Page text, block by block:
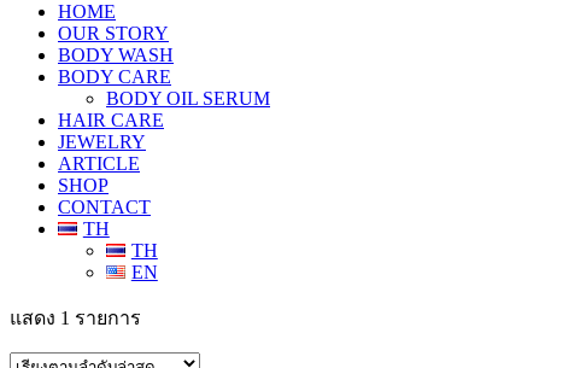
HOME
OUR STORY
BODY WASH
BODY CARE
BODY OIL SERUM
HAIR CARE
JEWELRY
ARTICLE
SHOP
CONTACT
TH
TH
EN
แสดง 1 รายการ